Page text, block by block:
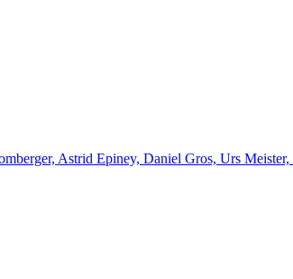
Astrid Epiney, Daniel Gros, Urs